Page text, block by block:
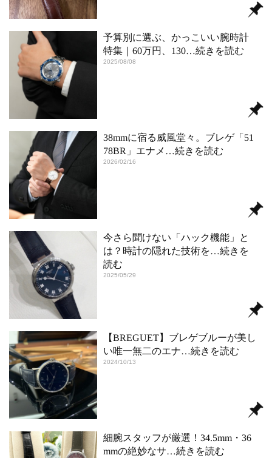
予算別に選ぶ、かっこいい腕時計
特集｜60万円、130…続きを読む
2025/08/08
38mmに宿る威風堂々。ブレゲ「51
78BR」エナメ …続きを読む
2026/02/16
今さら聞けない「ハック機能」と
は？時計の隠れた技術を…続きを
読む
2025/05/29
【BREGUET】ブレゲブルーが美し
い唯一無二のエナ…続きを読む
2024/10/13
細腕スタッフが厳選！34.5mm・36
mmの絶妙なサ…続きを読む